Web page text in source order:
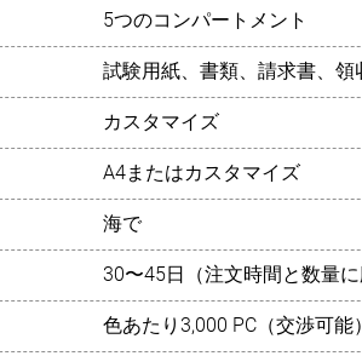
Français
Bahasa
Português
Русский
5つのコンパートメント
試験用紙、書類、請求書、領
カスタマイズ
A4またはカスタマイズ
海で
30〜45日（注文時間と数量に
色あたり3,000 PC（交渉可能）